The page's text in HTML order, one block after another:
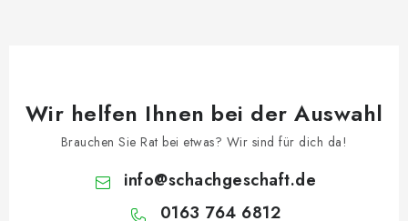
Wir helfen Ihnen bei der Auswahl
Brauchen Sie Rat bei etwas? Wir sind für dich da!
info@schachgeschaft.de
0163 764 6812